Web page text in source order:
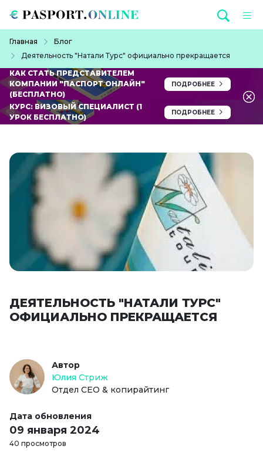
Главная
Блог
Деятельность "Натали Турс" официально прекращается
КАК СТАТЬ ПРЕДСТАВИТЕЛЕМ
КОМПАНИИ "ПАСПОРТ ОНЛАЙН"
(БЕСПЛАТНО)
ПОДРОБНЕЕ
КУРС: ВИЗОВЫЙ СПЕЦИАЛИСТ (1
УРОК БЕСПЛАТНО)
ПОДРОБНЕЕ
ДЕЯТЕЛЬНОСТЬ "НАТАЛИ ТУРС"
ОФИЦИАЛЬНО ПРЕКРАЩАЕТСЯ
Автор
Юлия Стриж
Отдел СЕО & копирайтинг
Дата обновления
09 января 2024
40 просмотров